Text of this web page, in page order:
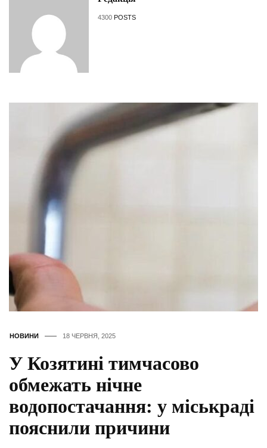
4300 POSTS
НОВИНИ 18 ЧЕРВНЯ, 2025
У Козятині тимчасово
обмежать нічне
водопостачання: у міськраді
пояснили причини